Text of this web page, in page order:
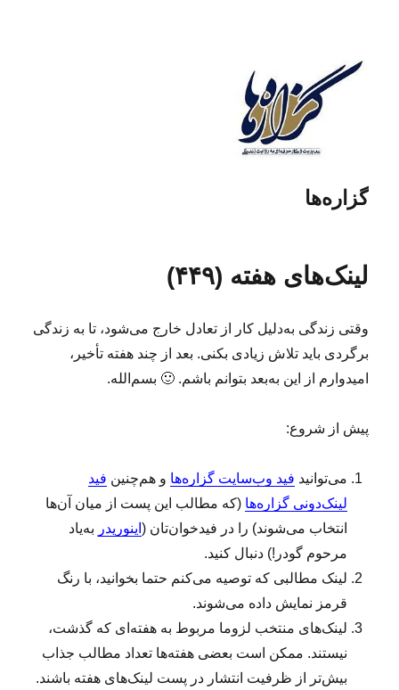
گزاره‌ها
لینک‌های هفته (۴۴۹)
وقتی زندگی به‌دلیل کار از تعادل خارج می‌شود، تا به زندگی
برگردی باید تلاش زیادی بکنی. بعد از چند هفته تأخیر،
امیدوارم از این به‌بعد بتوانم باشم. 🙂 بسم‌الله.
پیش از شروع:
می‌توانید فید وب‌سایت گزاره‌ها و هم‌چنین فید
لینک‌دونی گزاره‌ها (که مطالب این پست از میان آن‌ها
انتخاب می‌شوند) را در فیدخوان‌تان ( اینوریدر به‌یاد
مرحوم گودر!) دنبال کنید.
لینک‌ مطالبی که توصیه می‌کنم حتما بخوانید، با رنگ
قرمز نمایش داده می‌شوند.
لینک‌‌های منتخب لزوما مربوط به هفته‌ای که گذشت،
نیستند. ممکن است بعضی هفته‌ها تعداد مطالب جذاب
بیش‌تر از ظرفیت انتشار در پست لینک‌های هفته باشند.